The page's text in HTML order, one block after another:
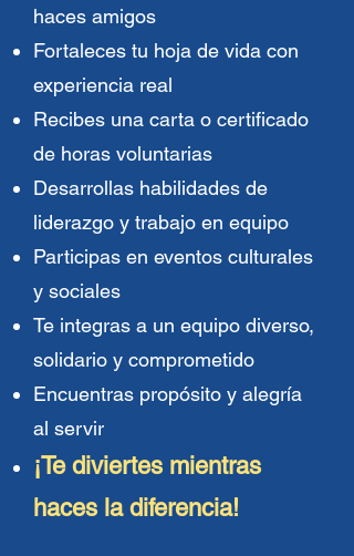
haces amigos
Fortaleces tu hoja de vida con
experiencia real
Recibes una carta o certificado
de horas voluntarias
Desarrollas habilidades de
liderazgo y trabajo en equipo
Participas en eventos culturales
y sociales
Te integras a un equipo diverso,
solidario y comprometido
Encuentras propósito y alegría
al servir
¡Te diviertes mientras
haces la diferencia!